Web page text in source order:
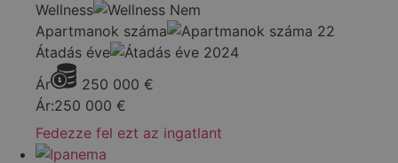
Wellness
Nem
Apartmanok száma
22
Átadás éve
2024
Ár
250 000 €
Ár:250 000 €
Fedezze fel ezt az ingatlant